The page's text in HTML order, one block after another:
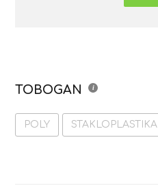
TOBOGAN
POLY STAKLOPLASTIKA